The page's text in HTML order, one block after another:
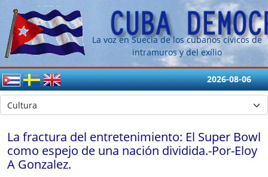
La voz en Suecia de los cubanos cívicos de
intramuros y del exílio
2026-08-06
La fractura del entretenimiento: El Super Bowl
como espejo de una nación dividida.-Por-Eloy
A Gonzalez.